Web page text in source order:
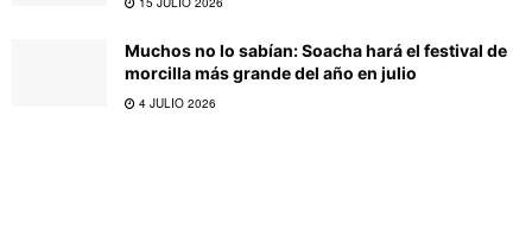
Muchos no lo sabían: Soacha hará el festival de
morcilla más grande del año en julio
4 JULIO 2026